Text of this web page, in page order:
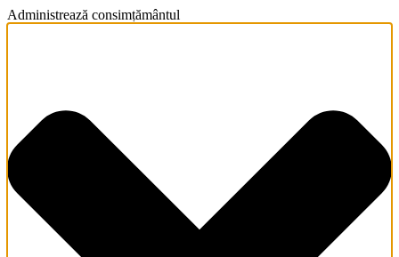
Administrează consimțământul